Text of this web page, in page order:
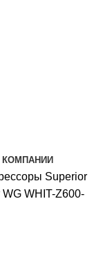
КОМПАНИИ
Superior
WHIT-Z600-